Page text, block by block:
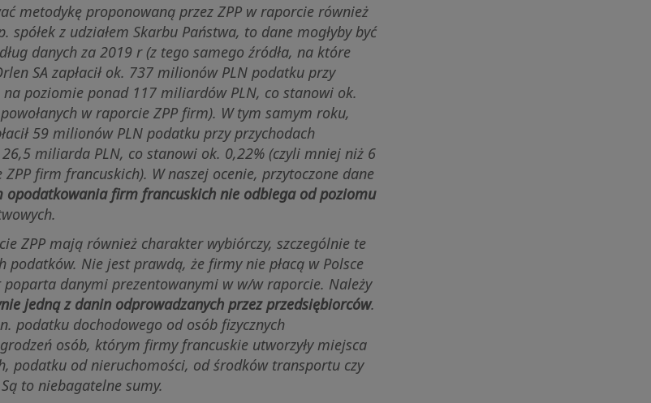
metodykę proponowaną przez ZPP w raporcie również
spółek z udziałem Skarbu Państwa, to dane mogłyby być
danych za 2019 r (z tego samego źródła, na które
SA zapłacił ok. 737 milionów PLN podatku przy
poziomie ponad 117 miliardów PLN, co stanowi ok.
w raporcie ZPP firm). W tym samym roku,
59 milionów PLN podatku przy przychodach
miliarda PLN, co stanowi ok. 0,22% (czyli mniej niż 6
firm francuskich). W naszej ocenie, przytoczone dane
opodatkowania firm francuskich nie odbiega od poziomu
ZPP mają również charakter wybiórczy, szczególnie te
podatków. Nie jest prawdą, że firmy nie płacą w Polsce
danymi prezentowanymi w w/w raporcie. Należy
jedną z danin odprowadzanych przez przedsiębiorców.
podatku dochodowego od osób fizycznych
osób, którym firmy francuskie utworzyły miejsca
podatku od nieruchomości, od środków transportu czy
to niebagatelne sumy.